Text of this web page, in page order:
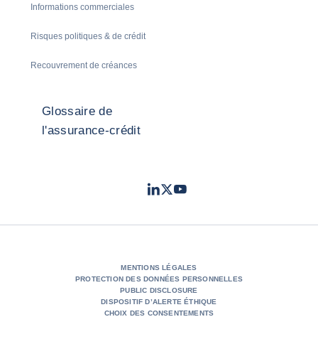
Informations commerciales
Risques politiques & de crédit
Recouvrement de créances
Glossaire de
l'assurance-crédit
LinkedIn
TwitterYoutube
MENTIONS LÉGALES
PROTECTION DES DONNÉES PERSONNELLES
PUBLIC DISCLOSURE
DISPOSITIF D’ALERTE ÉTHIQUE
CHOIX DES CONSENTEMENTS